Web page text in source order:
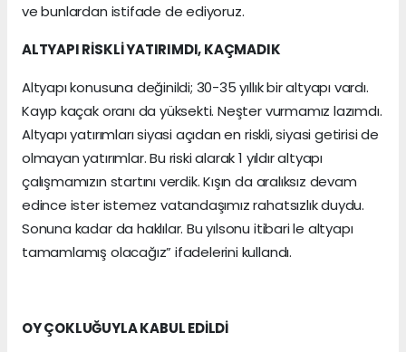
ve bunlardan istifade de ediyoruz.
ALTYAPI RİSKLİ YATIRIMDI, KAÇMADIK
Altyapı konusuna değinildi; 30-35 yıllık bir altyapı vardı.
Kayıp kaçak oranı da yüksekti. Neşter vurmamız lazımdı.
Altyapı yatırımları siyasi açıdan en riskli, siyasi getirisi de
olmayan yatırımlar. Bu riski alarak 1 yıldır altyapı
çalışmamızın startını verdik. Kışın da aralıksız devam
edince ister istemez vatandaşımız rahatsızlık duydu.
Sonuna kadar da haklılar. Bu yılsonu itibari le altyapı
tamamlamış olacağız” ifadelerini kullandı.
OY ÇOKLUĞUYLA KABUL EDİLDİ